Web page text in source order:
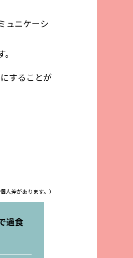
ュニケーシ
することが
人差があります。）
過食